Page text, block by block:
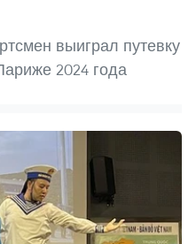
выиграл путевку
2024 года